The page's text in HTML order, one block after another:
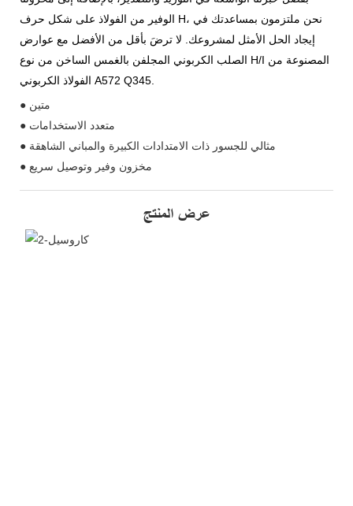
الوفير من الفولاذ على شكل حرف H، نحن ملتزمون بمساعدتك في
إيجاد الحل الأمثل لمشروعك. لا ترضَ بأقل من الأفضل مع عوارض
الصلب الكربوني المجلفن بالغمس الساخن من نوع H/I المصنوعة من
الفولاذ الكربوني A572 Q345.
● متين
● متعدد الاستخدامات
● مثالي للجسور ذات الامتدادات الكبيرة والمباني الشاهقة
● مخزون وفير وتوصيل سريع
عرض المنتج